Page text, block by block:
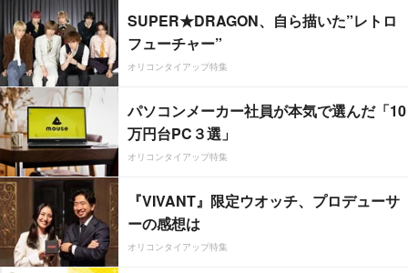
SUPER★DRAGON、自ら描いた”レトロ
フューチャー”
オリコンタイアップ特集
パソコンメーカー社員が本気で選んだ「10
万円台PC３選」
オリコンタイアップ特集
『VIVANT』限定ウオッチ、プロデューサ
ーの感想は
オリコンタイアップ特集